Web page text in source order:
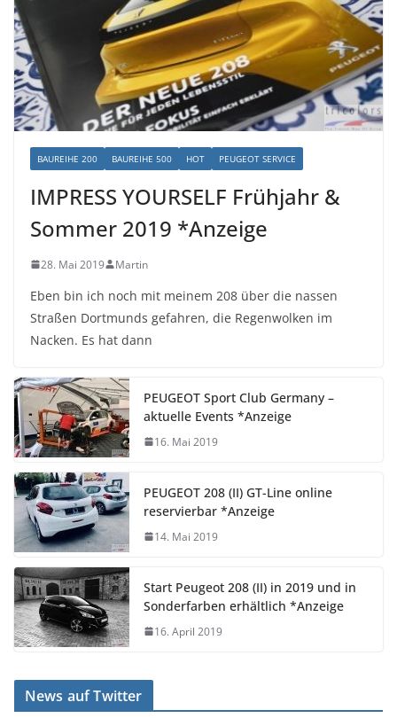
BAUREIHE 200 BAUREIHE 500 HOT PEUGEOT SERVICE
IMPRESS YOURSELF Frühjahr &
Sommer 2019 *Anzeige
28. Mai 2019 Martin
Eben bin ich noch mit meinem 208 über die nassen
Straßen Dortmunds gefahren, die Regenwolken im
Nacken. Es hat dann
PEUGEOT Sport Club Germany –
aktuelle Events *Anzeige
16. Mai 2019
PEUGEOT 208 (II) GT-Line online
reservierbar *Anzeige
14. Mai 2019
Start Peugeot 208 (II) in 2019 und in
Sonderfarben erhältlich *Anzeige
16. April 2019
News auf Twitter